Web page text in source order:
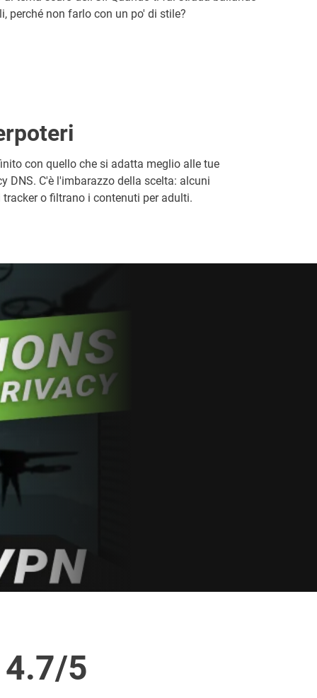
perché non farlo con un po' di stile?
con quello che si adatta meglio alle tue
DNS. C'è l'imbarazzo della scelta: alcuni
o filtrano i contenuti per adulti.
5